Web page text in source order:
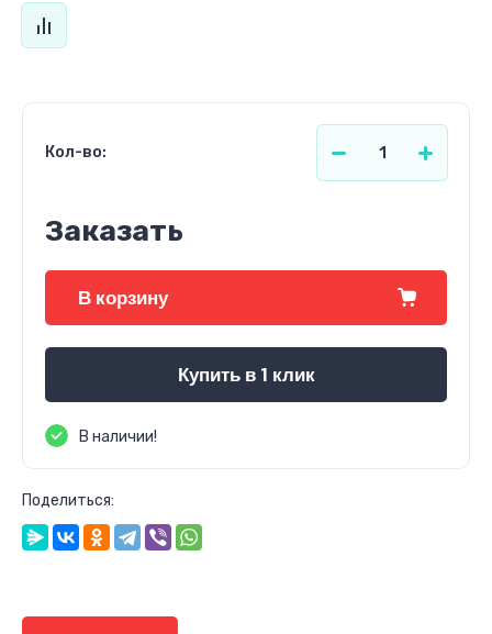
Кол-во:
Заказать
В корзину
Купить в 1 клик
В наличии!
Поделиться: